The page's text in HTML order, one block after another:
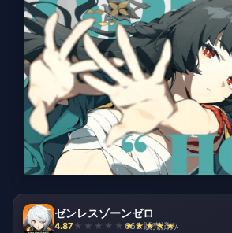
ゼンレスゾーンゼロ
4.87 662 販売済み